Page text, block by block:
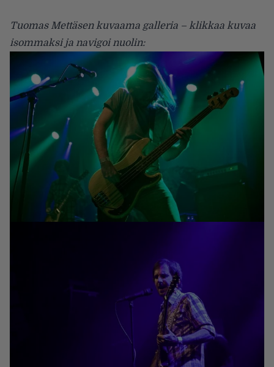
Tuomas Mettäsen kuvaama galleria – klikkaa kuvaa
isommaksi ja navigoi nuolin: